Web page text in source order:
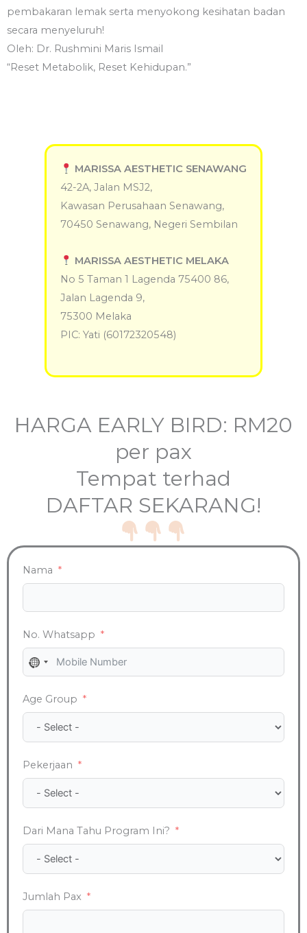
pembakaran lemak serta menyokong kesihatan badan
secara menyeluruh!
Oleh: Dr. Rushmini Maris Ismail
“Reset Metabolik, Reset Kehidupan.”
MARISSA AESTHETIC SENAWANG
42-2A, Jalan MSJ2,
Kawasan Perusahaan Senawang,
70450 Senawang, Negeri Sembilan
MARISSA AESTHETIC MELAKA
No 5 Taman 1 Lagenda 75400 86,
Jalan Lagenda 9,
75300 Melaka
PIC: Yati (60172320548)
HARGA EARLY BIRD: RM20
per pax
Tempat terhad
DAFTAR SEKARANG!
Nama
No. Whatsapp
No
selected
Age Group
Pekerjaan
Dari Mana Tahu Program Ini?
Jumlah Pax